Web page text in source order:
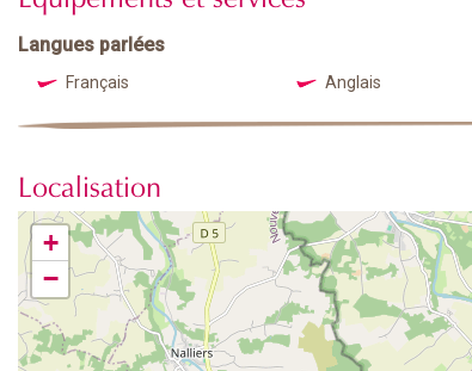
Langues parlées
Français Anglais
Localisation
+
−